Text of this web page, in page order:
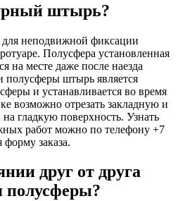
штырь?
неподвижной фиксации
Полусфера установленная
на месте даже после наезда
полусферы штырь является
и устанавливается во время
возможно отрезать закладную и
гладкую поверхность. Узнать
работ можно по телефону +7
форму заказа.
друг от друга
полусферы?